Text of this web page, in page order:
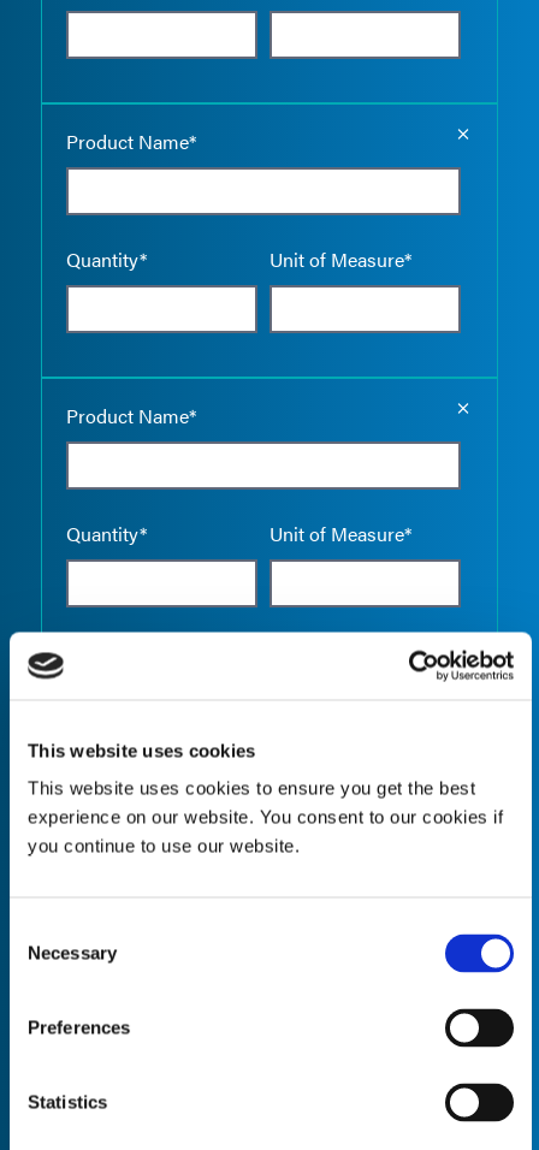
This website uses cookies
This website uses cookies to ensure you get the best
experience on our website. You consent to our cookies if
you continue to use our website.
Selection
Necessary
Preferences
Statistics
Product Name*
Quantity* Unit of Measure*
Product Name*
Quantity* Unit of Measure*
Quantity* Unit of Measure*
Empty
Product Name* Empty